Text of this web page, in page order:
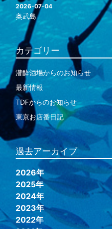
2026-07-04
奥武島
カテゴリー
潜酔酒場からのお知らせ
最新情報
TDFからのお知らせ
東京お店番日記
過去アーカイブ
2026年
2025年
2024年
2023年
2022年